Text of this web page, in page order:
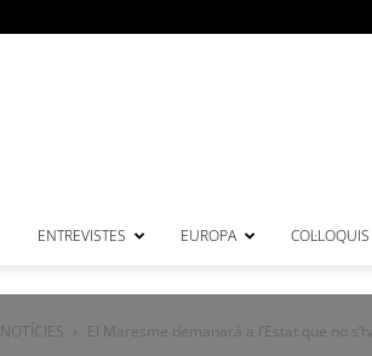
ENTREVISTES EUROPA COL·LOQUIS
NOTÍCIES El Maresme demanarà a l’Estat que no